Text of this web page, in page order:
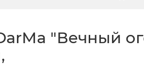
"Вечный